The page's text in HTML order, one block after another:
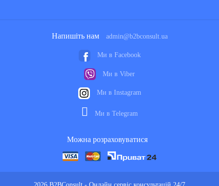
Напишіть нам admin@b2bconsult.ua
Ми в Facebook
Ми в Viber
Ми в Instagram
Ми в Telegram
Можна розраховуватися